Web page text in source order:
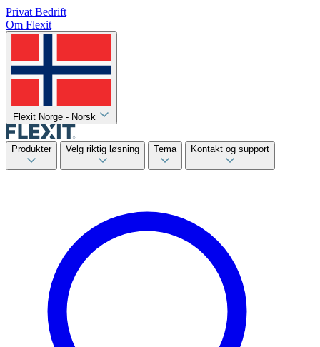
Privat Bedrift
Om Flexit
Flexit Norge - Norsk
Produkter Velg riktig løsning Tema Kontakt og support